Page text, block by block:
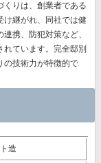
くりは、創業者である
け継がれ、同社では健
携、防犯対策など、
ています。完全邸別
の技術力が特徴的で
造